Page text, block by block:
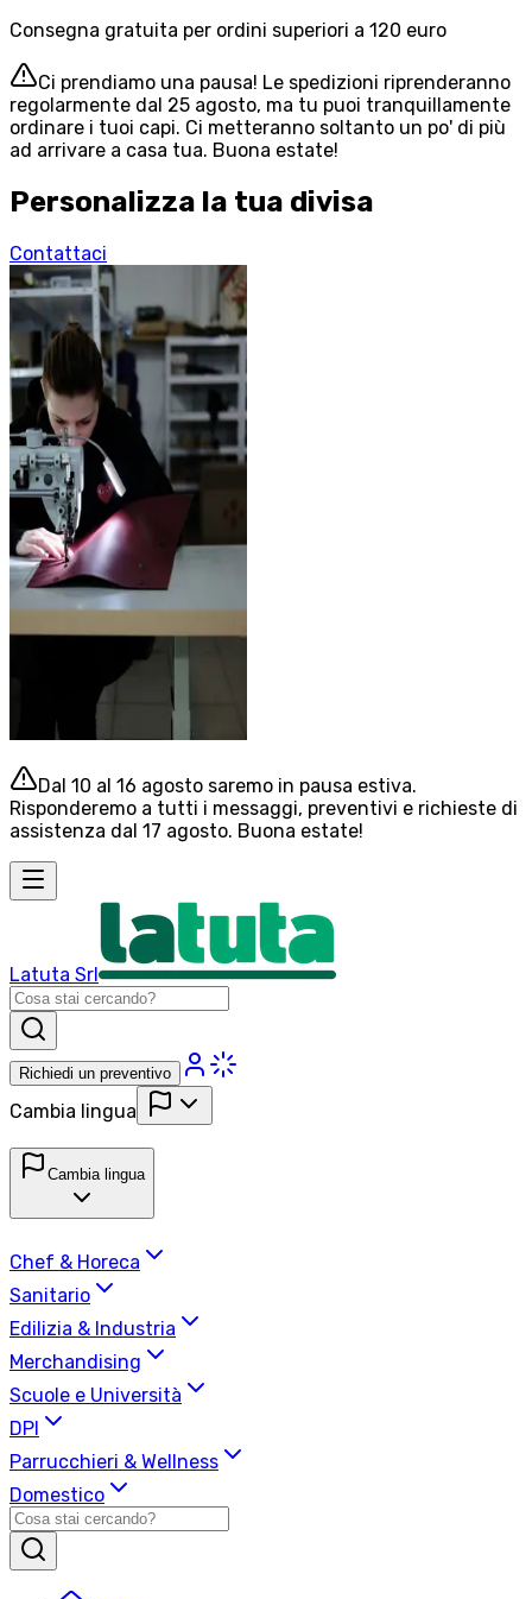
Consegna gratuita per ordini superiori a 120 euro
Ci prendiamo una pausa! Le spedizioni riprenderanno
regolarmente dal 25 agosto, ma tu puoi tranquillamente
ordinare i tuoi capi. Ci metteranno soltanto un po' di più
ad arrivare a casa tua. Buona estate!
Personalizza la tua divisa
Contattaci
Dal 10 al 16 agosto saremo in pausa estiva.
Risponderemo a tutti i messaggi, preventivi e richieste di
assistenza dal 17 agosto. Buona estate!
Latuta Srl
Richiedi un preventivo
Cambia lingua
Cambia lingua
Chef & Horeca
Sanitario
Edilizia & Industria
Merchandising
Scuole e Università
DPI
Parrucchieri & Wellness
Domestico